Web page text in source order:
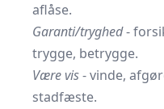
aflåse.
Garanti/tryghed-
trygge, betrygge.
Være vis- vinde,
stadfæste.